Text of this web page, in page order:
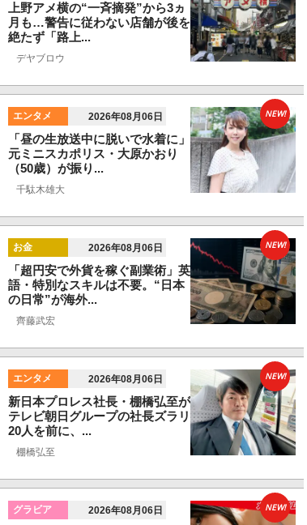
上野アメ横の“一斉摘発”から3ヵ
月も…警告に従わない店舗が後を
絶たず「路上...
デヤブロウ
エンタメ 2026年08月06日
「昼の生放送中に脱いで水着に」
元ミニスカポリス・大原かおり
（50歳）が振り...
千駄木雄大
NEW!
お金 2026年08月06日
「超円安で外貨を稼ぐ副業術」英
語・特別なスキルは不要。“日本
の日常”が海外...
齊藤武宏
NEW!
エンタメ 2026年08月06日
新日本プロレス社長・棚橋弘至が
テレビ朝日グループの社長ズラリ
20人を前に、...
棚橋弘至
NEW!
グラビア 2026年08月06日 NEW!